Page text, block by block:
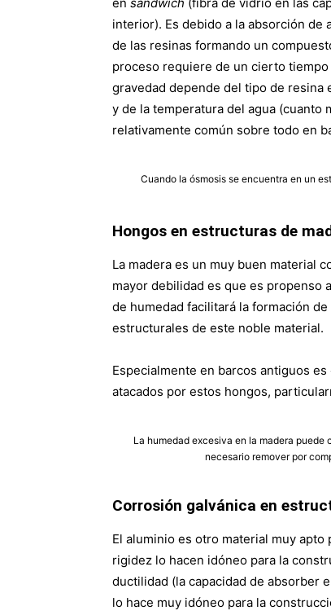
interior). Es debido a la absorción de
de las resinas formando un
proceso requiere de un cierto
gravedad depende del tipo de resina
y de la temperatura del agua (cuanto
relativamente común sobre todo en
Cuando la ósmosis se encuentra en un
Hongos en estructuras de
La madera es un muy buen material
mayor debilidad es que es propenso
de humedad facilitará la formación
estructurales de este noble material.
Especialmente en barcos antiguos
atacados por estos hongos,
La humedad excesiva en la madera
necesario remover por
Corrosión galvánica en
El aluminio es otro material muy
rigidez lo hacen idóneo para la
ductilidad (la capacidad de absorber
lo hace muy idóneo para la